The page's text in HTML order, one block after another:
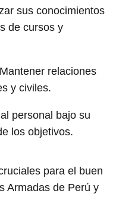
sus conocimientos
de cursos y
relaciones
y civiles.
personal bajo su
los objetivos.
para el buen
Armadas de Perú y